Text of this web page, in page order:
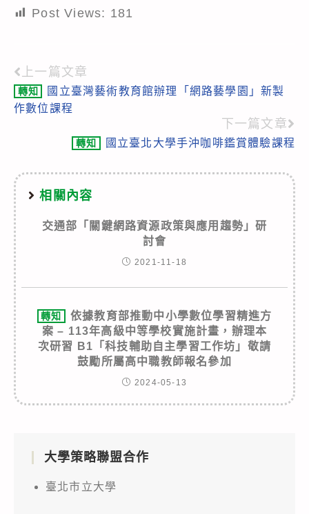
Post Views: 181
Read
more
上一篇文章
轉知
國立臺灣藝術教育館辦理「網路藝學園」新製
作數位課程
下一篇文章
轉知 國立臺北大學手沖咖啡鑑賞體驗課程
相關內容
交通部「關鍵網路資源政策與應用趨勢」研
討會
2021-11-18
轉知
依據教育部推動中小學數位學習精進方
案 – 113年高級中等學校實施計畫，辦理本
次研習 B1「科技輔助自主學習工作坊」敬請
鼓勵所屬高中職教師報名參加
2024-05-13
大學策略聯盟合作
臺北市立大學